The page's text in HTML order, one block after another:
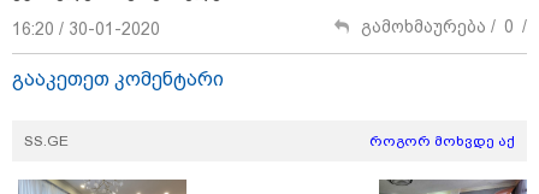
16:20 / 30-01-2020
გამოხმაურება / 0 /
გააკეთეთ კომენტარი
SS.GE როგორ მოხვდე აქ